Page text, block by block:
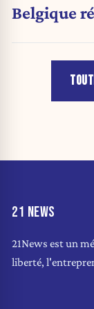
Belgique
21 NEWS
21News est un
liberté,